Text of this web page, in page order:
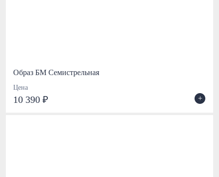
Образ БМ Семистрельная
Цена
10 390 ₽ +